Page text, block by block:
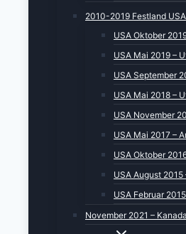
2010-2019 Festland USA
USA Oktober
USA Mai 2019 –
USA September
USA Mai 2018 –
USA November
USA Mai 2017 –
USA Oktober
USA August 2015
USA Februar
November 2021 – Kanada